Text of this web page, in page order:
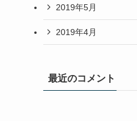
2019年5月
2019年4月
最近のコメント